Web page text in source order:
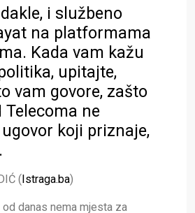
i službeno
na platformama
Kada vam kažu
upitajte,
vam govore, zašto
Telecoma ne
koji priznaje,
( Istraga.ba)
od danas nema mjesta za